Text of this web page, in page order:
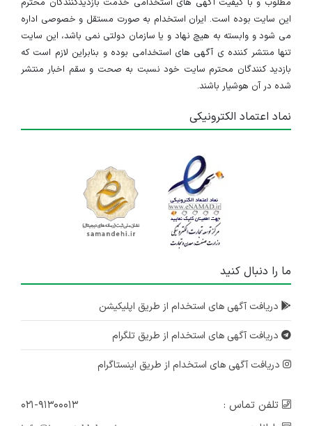
مطلوب و با کیفیت آگهی های استخدامی خدمت بازدیدکنندگان محترم
این سایت بوده است. ایران استخدام به صورت مستقل و خصوصی اداره
می شود و وابسته به هیچ نهاد و یا سازمان دولتی نمی باشد، این سایت
تنها منتشر کننده ی آگهی های استخدامی بوده و بنابراین لازم است که
بازدید کنندگان محترم سایت خود نسبت به صحت و سقم اخبار منتشر
شده در آن هوشیار باشند.
نماد اعتماد الکترونیکی
ما را دنبال کنید
دریافت آگهی های استخدام از طریق اپلیکیشن
دریافت آگهی های استخدام از طریق تلگرام
دریافت آگهی های استخدام از طریق اینستاگرام
تلفن تماس :
۰۲۱-۹۱۳۰۰۰۱۳